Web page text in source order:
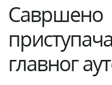
Савршено
главног